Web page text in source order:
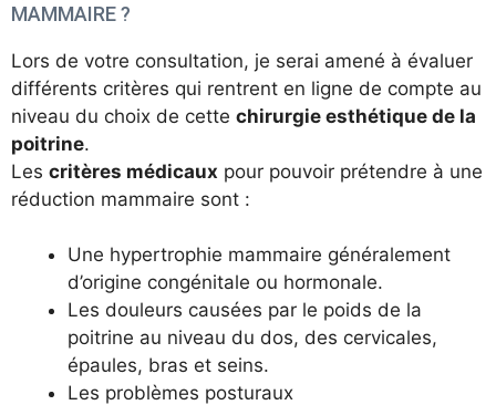
MAMMAIRE ?
Lors de votre consultation, je serai amené à évaluer
différents critères qui rentrent en ligne de compte au
niveau du choix de cette chirurgie esthétique de la
poitrine.
Les critères médicaux pour pouvoir prétendre à une
réduction mammaire sont :
Une hypertrophie mammaire généralement
d’origine congénitale ou hormonale.
Les douleurs causées par le poids de la
poitrine au niveau du dos, des cervicales,
épaules, bras et seins.
Les problèmes posturaux